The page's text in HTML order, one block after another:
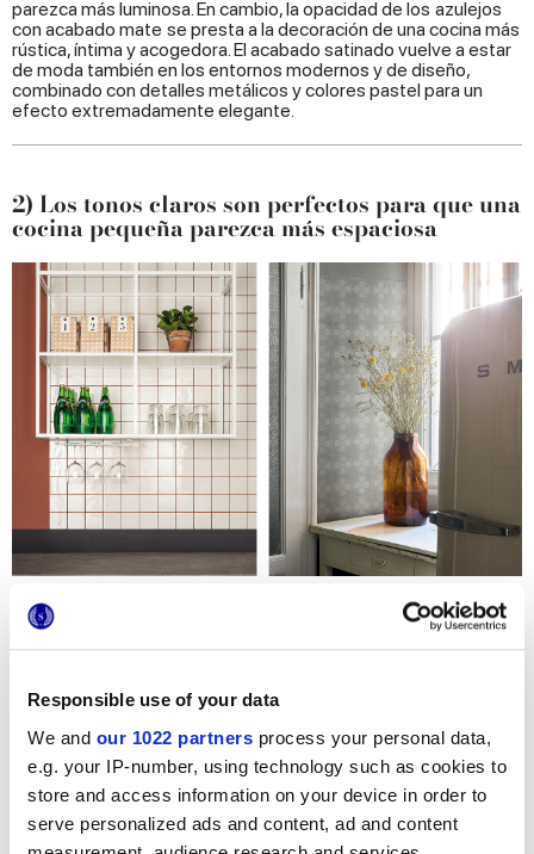
Responsible use of your data
We and our 1022 partners process your personal data,
e.g. your IP-number, using technology such as cookies to
store and access information on your device in order to
serve personalized ads and content, ad and content
parezca más luminosa. En cambio, la opacidad de los azulejos
con acabado mate se presta a la decoración de una cocina más
rústica, íntima y acogedora. El acabado satinado vuelve a estar
de moda también en los entornos modernos y de diseño,
combinado con detalles metálicos y colores pastel para un
efecto extremadamente elegante.
2) Los tonos claros son perfectos para que una
cocina pequeña parezca más espaciosa
Al buscar la solución cerámica perfecta para una cocina nos
encontramos con tal variedad de propuestas que a veces se
son la mejor opción para revestimientos y pavimentos de
cocina y comedor.
Las baldosas y azulejos de tonos claros son la solución
perfecta para ampliar la percepción del espacio, siendo
así ideales para un gusto fresco y sobrio en una cocina de
pequeñas dimensiones. Los pavimentos y los revestimientos
claros reflejan más la luz en la estancia y tienden a suavizar y